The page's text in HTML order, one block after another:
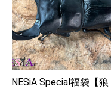
NESiA Special福袋【狼